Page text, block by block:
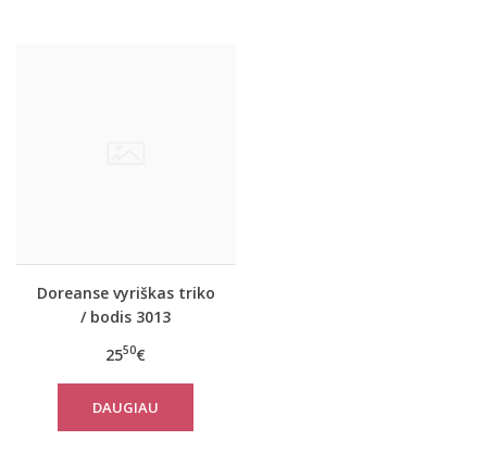
Doreanse vyriškas triko
/ bodis 3013
2550€
DAUGIAU